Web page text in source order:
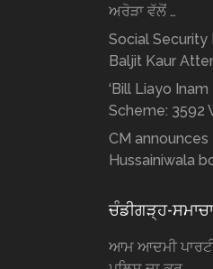
ਅਰੋੜਾ ਵੱਲੋਂ …
Social Security
Baljit Kaur
‘Bill Liayo Inam
Scheme: 3592
CM
Hussainiwala
ਚੰਡੀਗੜ੍ਹ-
ਆਮ ਆਦਮੀ